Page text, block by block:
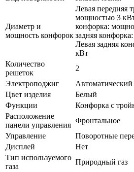
Диаметр и
мощность конфорок
Левая передняя
мощностью 3
конфорка:
задняя
Левая задняя
кВт
Количество
решеток
2
Электроподжиг
Автоматический
Цвет изделия
Белый
Функции
Конфорка с
Расположение
панели управления
Фронтальное
Управление
Поворотные
Дисплей
Нет
Тип используемого
газа
Природный газ